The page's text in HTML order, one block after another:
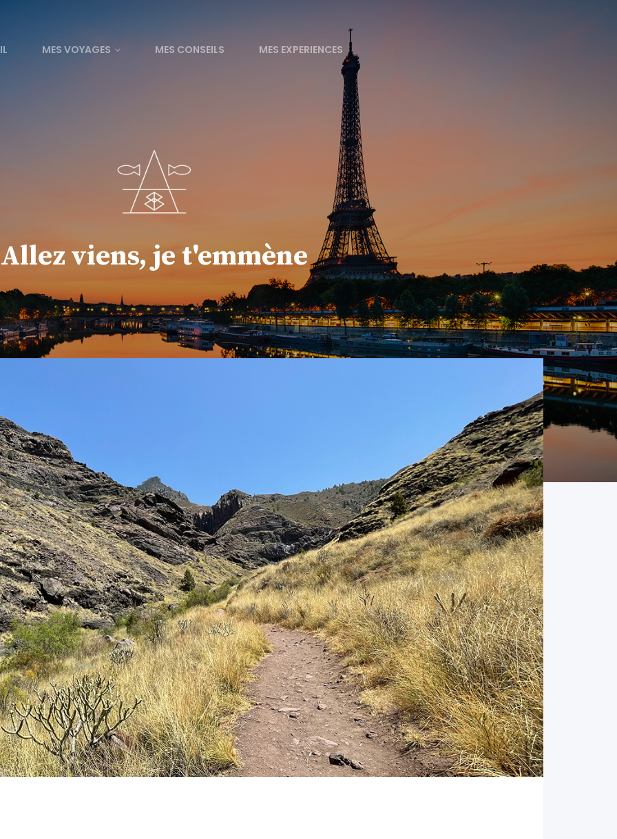
MES VOYAGES MES CONSEILS MES EXPERIENCES
Allez viens, je t'emmène